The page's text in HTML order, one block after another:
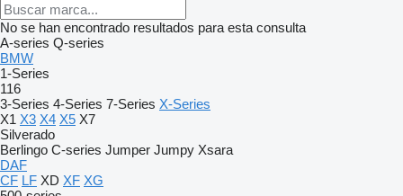
No se han encontrado resultados para esta consulta
A-series Q-series
BMW
1-Series
116
3-Series 4-Series 7-Series X-Series
X1 X3 X4 X5 X7
Silverado
Berlingo C-series Jumper Jumpy Xsara
DAF
CF LF XD XF XG